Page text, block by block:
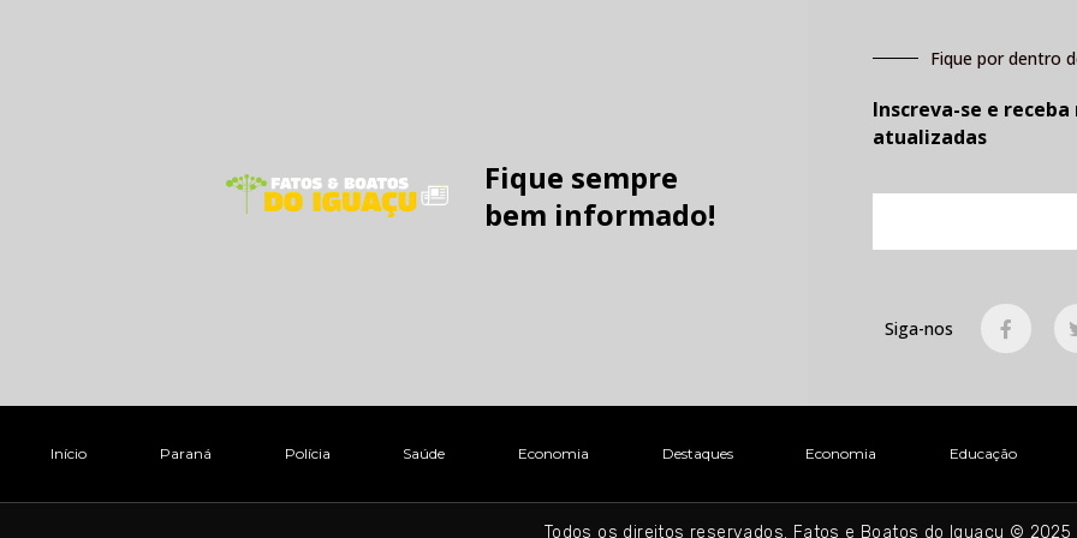
Fique sempre
bem informado!
Fique por dentro
Inscreva-se e
atualizadas
Siga-nos
F
a
c
o
k
-
Início Paraná Polícia Saúde Economia Destaques Economia Educação
Todos os direitos reservados. Fatos e Boatos do Iguaçu © 2025